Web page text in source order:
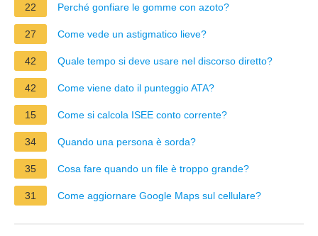
22 Perché gonfiare le gomme con azoto?
27 Come vede un astigmatico lieve?
42 Quale tempo si deve usare nel discorso diretto?
42 Come viene dato il punteggio ATA?
15 Come si calcola ISEE conto corrente?
34 Quando una persona è sorda?
35 Cosa fare quando un file è troppo grande?
31 Come aggiornare Google Maps sul cellulare?